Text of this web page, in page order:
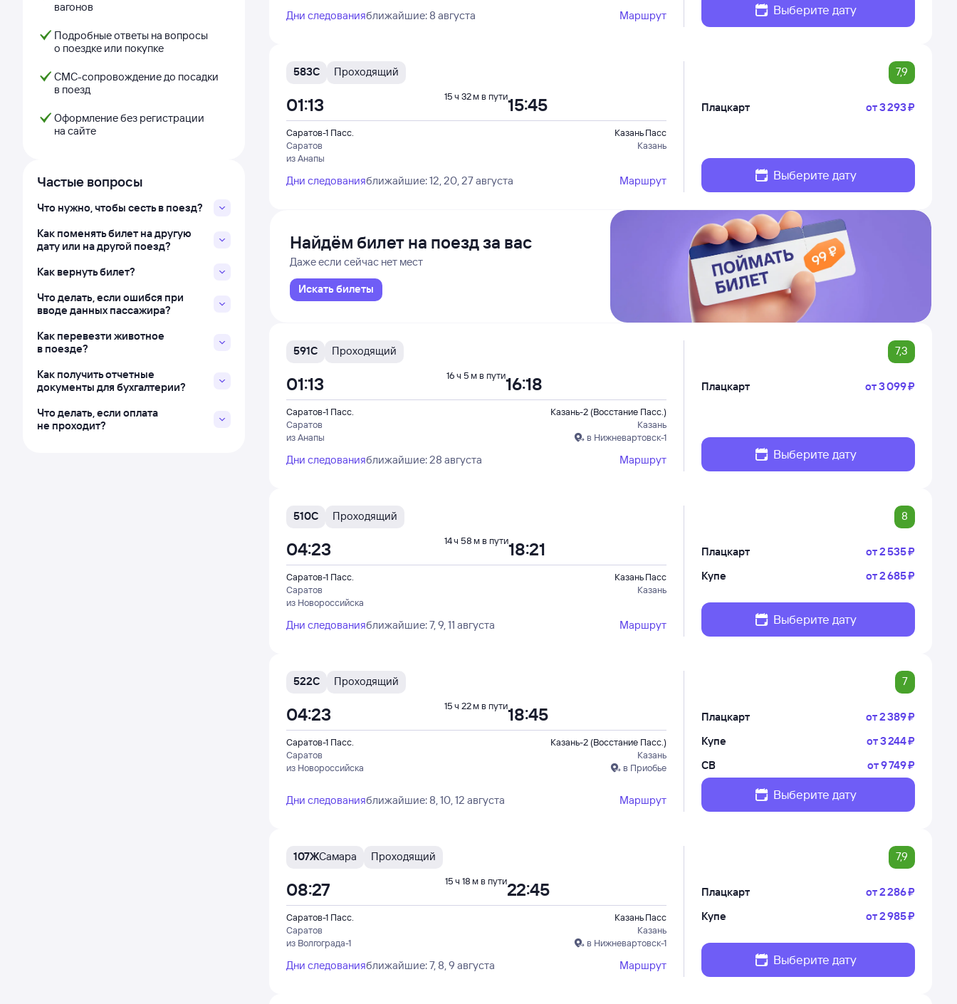
вагонов
Подробные ответы на вопросы
о поездке или покупке
СМС-сопровождение до посадки
в поезд
Оформление без регистрации
на сайте
Частые вопросы
Что нужно, чтобы сесть в поезд?
Как поменять билет на другую
дату или на другой поезд?
Как вернуть билет?
Что делать, если ошибся при
вводе данных пассажира?
Как перевезти животное
в поезде?
Как получить отчетные
документы для бухгалтерии?
Что делать, если оплата
не проходит?
Дни следованияближайшие: 8 августа Маршрут Выберите дату
583С Проходящий 7,9
Саратов-1 Пасс.
Саратов
из Анапы
Казань Пасс
Казань
01:13 15:45
15 ч 32 м в пути
Дни следованияближайшие: 12, 20, 27 августа Маршрут
Плацкарт от3 ⁠293 ⁠₽
Выберите дату
Найдём билет на поезд за вас
Даже если сейчас нет мест
Искать билеты
591С Проходящий 7,3
Саратов-1 Пасс.
Саратов
из Анапы
Казань-2 (Восстание Пасс.)
Казань
в Нижневартовск-1
01:13 16:18
16 ч 5 м в пути
Дни следованияближайшие: 28 августа Маршрут
Плацкарт от3 ⁠099 ⁠₽
Выберите дату
510С Проходящий 8
Саратов-1 Пасс.
Саратов
из Новороссийска
Казань Пасс
Казань
04:23 18:21
14 ч 58 м в пути
Дни следованияближайшие: 7, 9, 11 августа Маршрут
Плацкарт от2 ⁠535 ⁠₽
Купе
от2 ⁠685 ⁠₽
Выберите дату
522С Проходящий 7
Саратов-1 Пасс.
Саратов
из Новороссийска
Казань-2 (Восстание Пасс.)
Казань
в Приобье
04:23 18:45
15 ч 22 м в пути
Дни следованияближайшие: 8, 10, 12 августа Маршрут
Плацкарт от2 ⁠389 ⁠₽
Купе
от3 ⁠244 ⁠₽
СВ
от9 ⁠749 ⁠₽
Выберите дату
107ЖСамара Проходящий 7,9
Саратов-1 Пасс.
Саратов
из Волгограда-1
Казань Пасс
Казань
в Нижневартовск-1
08:27 22:45
15 ч 18 м в пути
Дни следованияближайшие: 7, 8, 9 августа Маршрут
Плацкарт от2 ⁠286 ⁠₽
Купе
от2 ⁠985 ⁠₽
Выберите дату